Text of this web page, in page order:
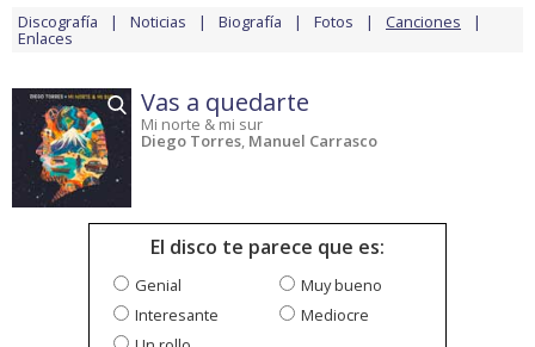
Discografía Noticias Biografía Fotos Canciones
Enlaces
Vas a quedarte
Mi norte & mi sur
Diego Torres, Manuel Carrasco
El disco te parece que es:
Genial
Muy bueno
Interesante
Mediocre